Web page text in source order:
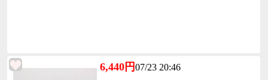
6,440円07/23 20:46